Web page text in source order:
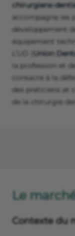
chirurgiens-
accompagne les
développement
équipement
Union
la profession et
consacre à la
des praticiens et
de la chirurgie
Le
Contexte du